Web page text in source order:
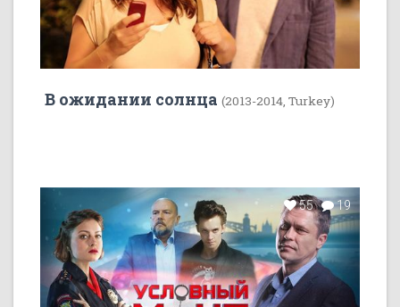
В ожидании солнца (2013-2014, Turkey)
55 19